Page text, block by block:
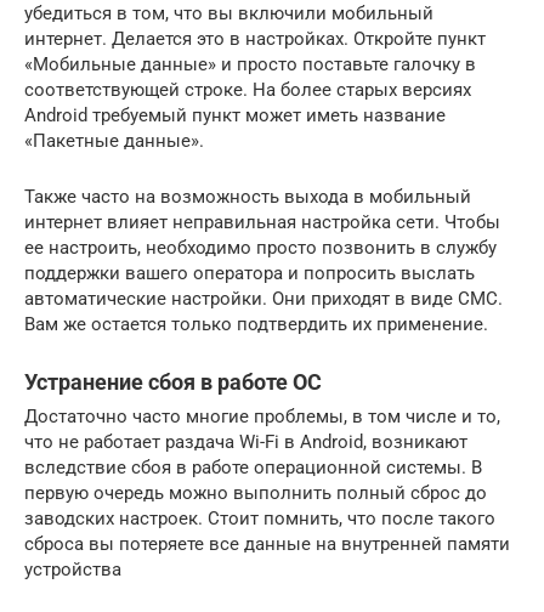
убедиться в том, что вы включили мобильный
интернет. Делается это в настройках. Откройте пункт
«Мобильные данные» и просто поставьте галочку в
соответствующей строке. На более старых версиях
Android требуемый пункт может иметь название
«Пакетные данные».
Также часто на возможность выхода в мобильный
интернет влияет неправильная настройка сети. Чтобы
ее настроить, необходимо просто позвонить в службу
поддержки вашего оператора и попросить выслать
автоматические настройки. Они приходят в виде СМС.
Вам же остается только подтвердить их применение.
Устранение сбоя в работе ОС
Достаточно часто многие проблемы, в том числе и то,
что не работает раздача Wi-Fi в Android, возникают
вследствие сбоя в работе операционной системы. В
первую очередь можно выполнить полный сброс до
заводских настроек. Стоит помнить, что после такого
сброса вы потеряете все данные на внутренней памяти
устройства